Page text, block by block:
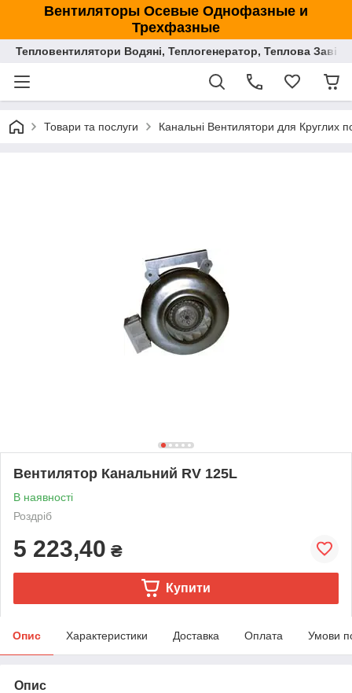
Вентиляторы Осевые Однофазные и
Трехфазные
Тепловентилятори Водяні, Теплогенератор, Теплова
Товари та послуги Канальні Вентилятори для Круглих
Вентилятор Канальний RV 125L
В наявності
Роздріб
5 223,40 ₴
Купити
Опис Характеристики Доставка Оплата Умови
Опис